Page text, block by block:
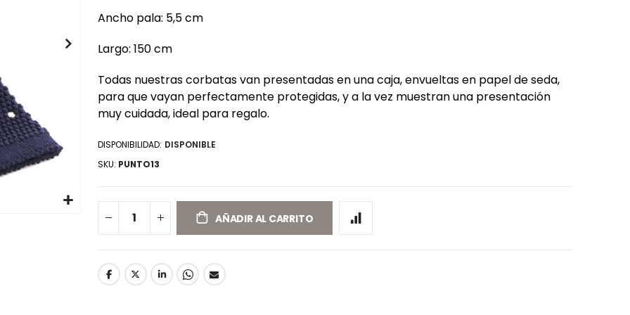
Ancho pala: 5,5 cm
Largo: 150 cm
Todas nuestras corbatas van presentadas en una caja, envueltas en papel de seda,
para que vayan perfectamente protegidas, y a la vez muestran una presentación
muy cuidada, ideal para regalo.
DISPONIBILIDAD: DISPONIBLE
SKU PUNTO13
AÑADIR AL CARRITO